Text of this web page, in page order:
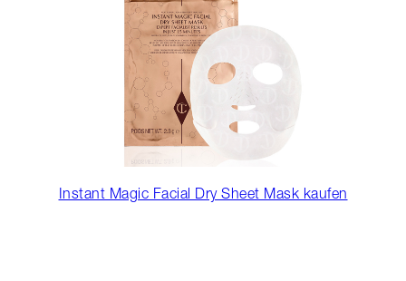
Instant Magic Facial Dry Sheet Mask kaufen